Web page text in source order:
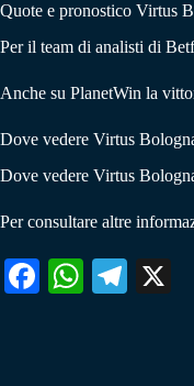
Quote e pronostico Virtus
Per il team di analisti di
Anche su PlanetWin la
Dove vedere Virtus
Dove vedere Virtus
Per consultare altre
Fa W
Te